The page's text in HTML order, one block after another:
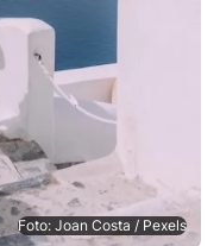
Foto: Joan Costa / Pexels